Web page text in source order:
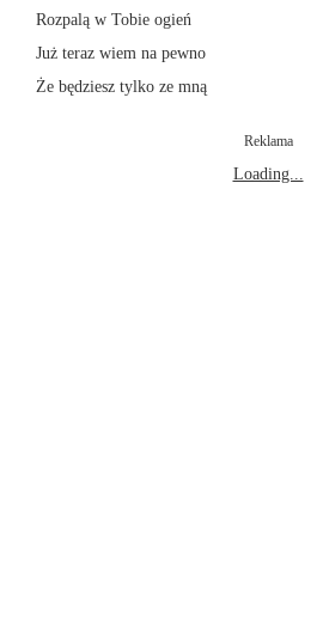
Rozpalą w Tobie ogień
Już teraz wiem na pewno
Że będziesz tylko ze mną
Reklama
Loading...